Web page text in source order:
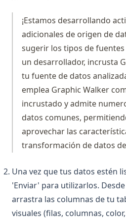
What Is Parsing in Python? A
Techniques
What is Boolean in Python?
What is Do Nothing in Python?
Statement
What is Scikit-Learn: The Must-
Library
What is XGBoost, The
Algorithms
What is an Expression in Python?
Anaconda Compared
Zen of Python: All 19 Principles
Zen of Python: Qué es y cómo
¡Estamos desarrollando
adicionales de origen de
sugerir los tipos de
un desarrollador, incrusta
tu fuente de datos
emplea Graphic Walker
incrustado y admite
datos comunes,
aprovechar las
transformación de datos de
Una vez que tus datos estén
'Enviar' para utilizarlos.
arrastra las columnas de tu
visuales (filas, columnas,